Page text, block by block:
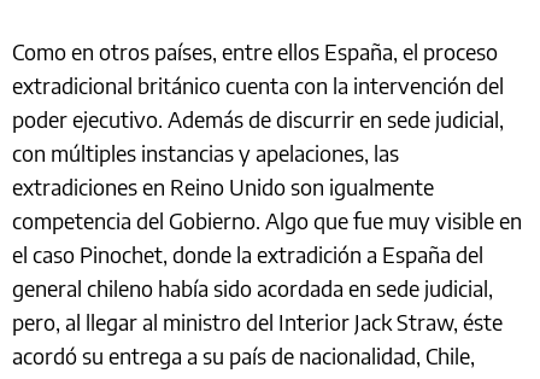
Como en otros países, entre ellos España, el proceso
extradicional británico cuenta con la intervención del
poder ejecutivo. Además de discurrir en sede judicial,
con múltiples instancias y apelaciones, las
extradiciones en Reino Unido son igualmente
competencia del Gobierno. Algo que fue muy visible en
el caso Pinochet, donde la extradición a España del
general chileno había sido acordada en sede judicial,
pero, al llegar al ministro del Interior Jack Straw, éste
acordó su entrega a su país de nacionalidad, Chile,